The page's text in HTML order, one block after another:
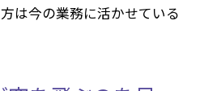
は今の業務に活かせている